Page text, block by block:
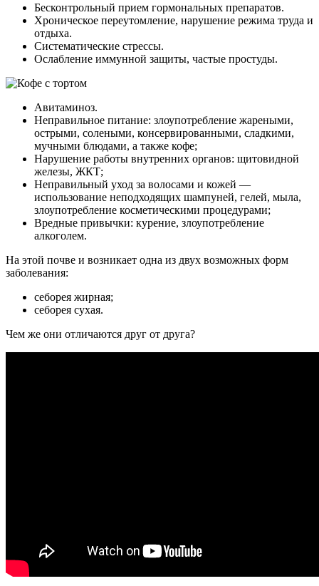
Бесконтрольный прием гормональных препаратов.
Хроническое переутомление, нарушение режима труда и
отдыха.
Систематические стрессы.
Ослабление иммунной защиты, частые простуды.
Авитаминоз.
Неправильное питание: злоупотребление жареными,
острыми, солеными, консервированными, сладкими,
мучными блюдами, а также кофе;
Нарушение работы внутренних органов: щитовидной
железы, ЖКТ;
Неправильный уход за волосами и кожей —
использование неподходящих шампуней, гелей, мыла,
злоупотребление косметическими процедурами;
Вредные привычки: курение, злоупотребление
алкоголем.
На этой почве и возникает одна из двух возможных форм
заболевания:
себорея жирная;
себорея сухая.
Чем же они отличаются друг от друга?